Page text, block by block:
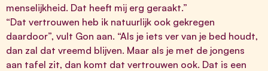
menselijkheid. Dat heeft mij erg geraakt.”
“Dat vertrouwen heb ik natuurlijk ook gekregen
daardoor”, vult Gon aan. “Als je iets ver van je bed houdt,
dan zal dat vreemd blijven. Maar als je met de jongens
aan tafel zit, dan komt dat vertrouwen ook. Dat is een